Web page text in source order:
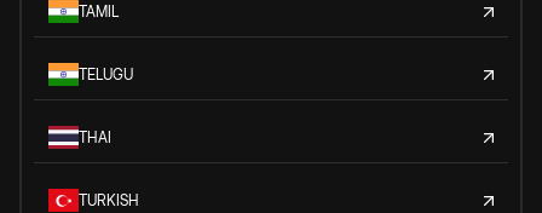
TAMIL
TELUGU
THAI
TURKISH